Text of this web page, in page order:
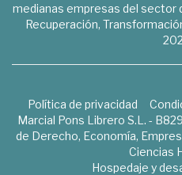
medianas empresas del sector
Recuperación,
Política de privacidad
Marcial Pons Librero S.L. -
de Derecho, Economía,
Ciencias
Hospedaje y